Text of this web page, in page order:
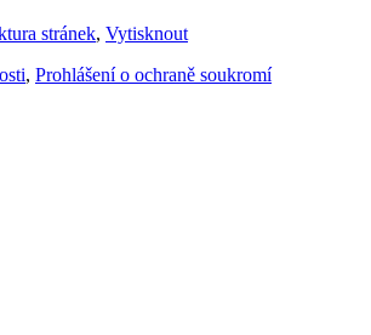
stránek, Vytisknout
, Prohlášení o ochraně soukromí